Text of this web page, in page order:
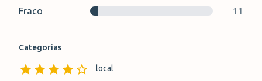
Fraco
11
Categorias
local